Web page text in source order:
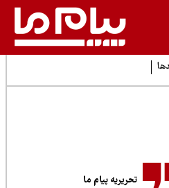
تحریریه پیام ما